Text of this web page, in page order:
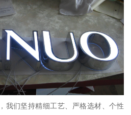
我们坚持精细工艺、严格选材、个性